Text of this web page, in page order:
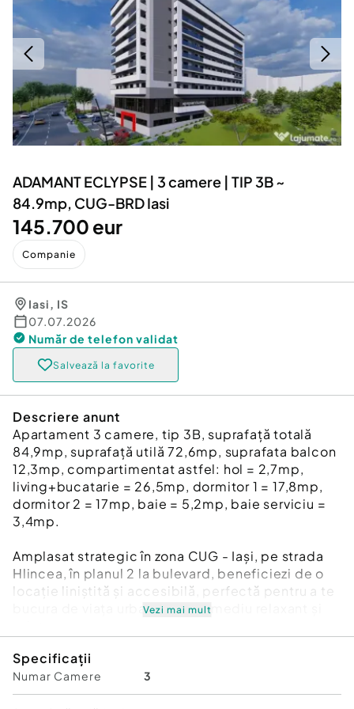
Servicii
Animale de companie
Afaceri și echipamente profesionale
Inchiriere Bunuri si Vehicule
Utilaje agricole si industriale
Piese auto si accesorii
Dacia Duster
ADAMANT ECLYPSE | 3 camere | TIP 3B ~
84.9mp, CUG-BRD Iasi
145.700 eur
Companie
Iasi, IS
07.07.2026
Număr de telefon validat
Salvează la favorite
Descriere anunt
Apartament 3 camere, tip 3B, suprafață totală
84,9mp, suprafață utilă 72,6mp, suprafata balcon
12,3mp, compartimentat astfel: hol = 2,7mp,
living+bucatarie = 26,5mp, dormitor 1 = 17,8mp,
dormitor 2 = 17mp, baie = 5,2mp, baie serviciu =
3,4mp.
Amplasat strategic în zona CUG - Iași, pe strada
Hlincea, în planul 2 la bulevard, beneficiezi de o
locație liniștită și accesibilă, perfectă pentru a te
bucura de viața urbană într-un mediu relaxant și
Detalii construcție:
Structură pe cadre;
Vezi mai mult
Specificații
Numar Camere 3